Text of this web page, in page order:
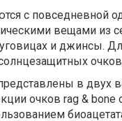
с повседневной
вещами из
и джинсы.
в двух
очков rag & bone